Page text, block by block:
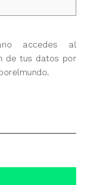
accedes al
de tus datos por